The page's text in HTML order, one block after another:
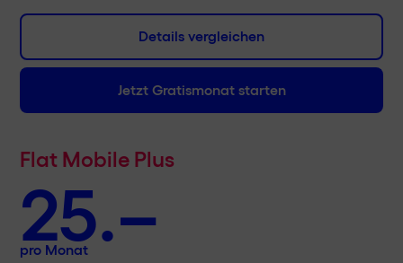
Details vergleichen
Jetzt Gratismonat starten
Flat Mobile Plus
25.–
pro Monat
Sunrise
Fullspeed 5G